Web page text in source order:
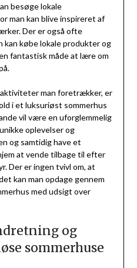
besøge lokale
man kan blive inspireret af
Der er også ofte
kan købe lokale produkter og
fantastisk måde at lære om
man foretrækker, er
i et luksuriøst sommerhus
vil være en uforglemmelig
oplevelser og
og samtidig have et
at vende tilbage til efter
Der er ingen tvivl om, at
kan man opdage gennem
med udsigt over
og
sommerhuse